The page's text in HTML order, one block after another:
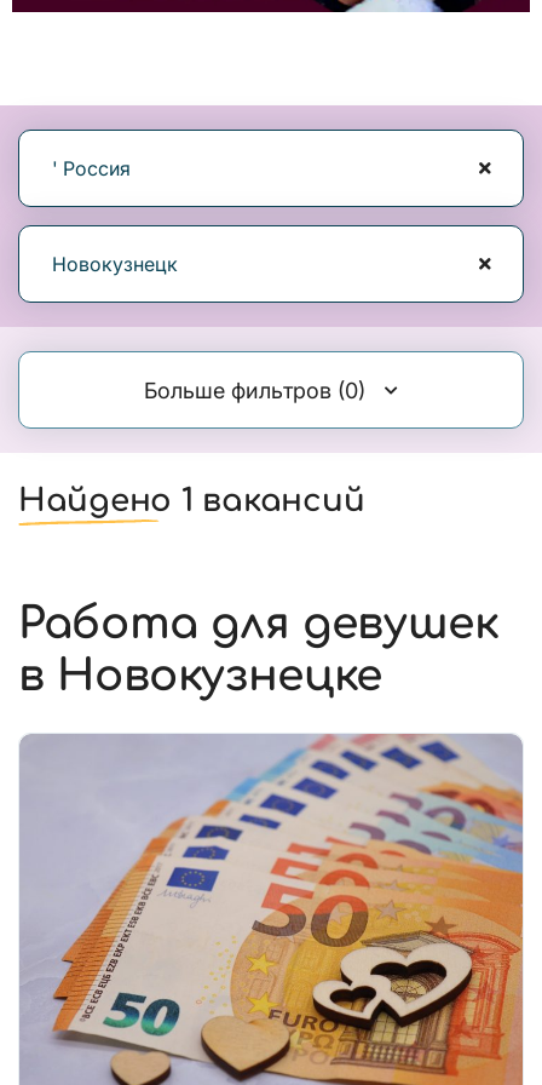
' Россия
Новокузнецк
Больше фильтров (0)
Найдено 1 вакансий
Работа для девушек
в Новокузнецке